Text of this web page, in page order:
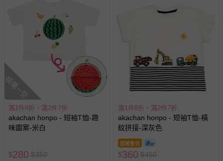
搶購一空
滿1件8折，滿2件7折
akachan honpo - 短袖T恤-趣
味圖案-米白
$280 $350
滿1件8折，滿2件7折
akachan honpo - 短袖T恤-橫
紋拼接-深灰色
即將售完
$360 $450